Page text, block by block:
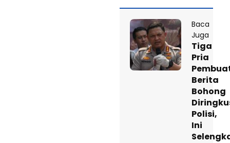
Baca
Juga
Tiga
Pria
Berita
Bohong
Polisi,
Ini